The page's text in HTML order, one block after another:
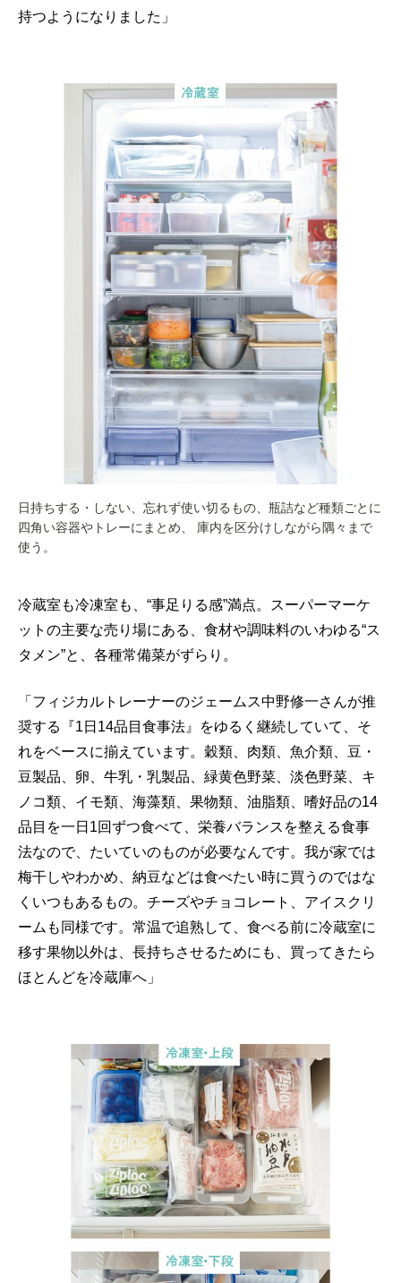
持つようになりました」
日持ちする・しない、忘れず使い切るもの、瓶詰など種類ごとに
四角い容器やトレーにまとめ、 庫内を区分けしながら隅々まで
使う。
冷蔵室も冷凍室も、“事足りる感”満点。スーパーマーケ
ットの主要な売り場にある、食材や調味料のいわゆる“ス
タメン”と、各種常備菜がずらり。
「フィジカルトレーナーのジェームス中野修一さんが推
奨する『1日14品目食事法』をゆるく継続していて、そ
れをベースに揃えています。穀類、肉類、魚介類、豆・
豆製品、卵、牛乳・乳製品、緑黄色野菜、淡色野菜、キ
ノコ類、イモ類、海藻類、果物類、油脂類、嗜好品の14
品目を一日1回ずつ食べて、栄養バランスを整える食事
法なので、たいていのものが必要なんです。我が家では
梅干しやわかめ、納豆などは食べたい時に買うのではな
くいつもあるもの。チーズやチョコレート、アイスクリ
ームも同様です。常温で追熟して、食べる前に冷蔵室に
移す果物以外は、長持ちさせるためにも、買ってきたら
ほとんどを冷蔵庫へ」